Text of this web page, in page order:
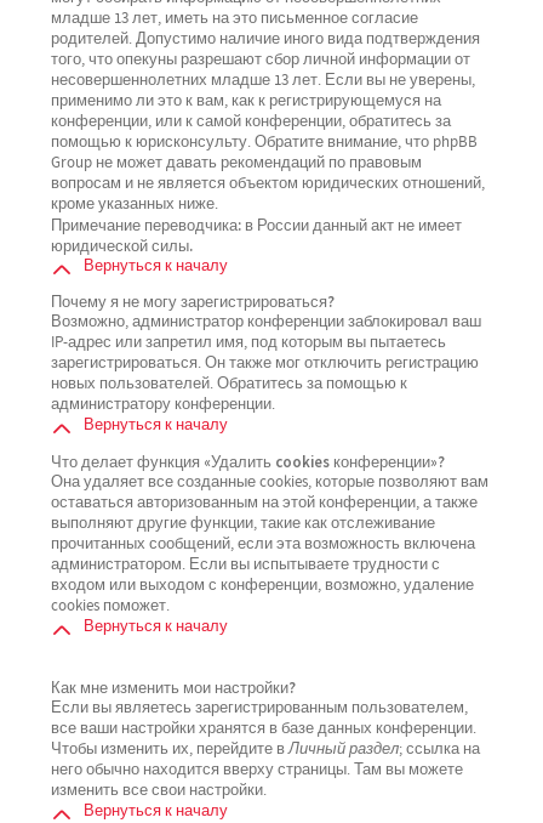
младше 13 лет, иметь на это письменное согласие
родителей. Допустимо наличие иного вида подтверждения
того, что опекуны разрешают сбор личной информации от
несовершеннолетних младше 13 лет. Если вы не уверены,
применимо ли это к вам, как к регистрирующемуся на
конференции, или к самой конференции, обратитесь за
помощью к юрисконсульту. Обратите внимание, что phpBB
Group не может давать рекомендаций по правовым
вопросам и не является объектом юридических отношений,
кроме указанных ниже.
Примечание переводчика: в России данный акт не имеет
юридической силы.
Вернуться к началу
Почему я не могу зарегистрироваться?
Возможно, администратор конференции заблокировал ваш
IP-адрес или запретил имя, под которым вы пытаетесь
зарегистрироваться. Он также мог отключить регистрацию
новых пользователей. Обратитесь за помощью к
администратору конференции.
Вернуться к началу
Что делает функция «Удалить cookies конференции»?
Она удаляет все созданные cookies, которые позволяют вам
оставаться авторизованным на этой конференции, а также
выполняют другие функции, такие как отслеживание
прочитанных сообщений, если эта возможность включена
администратором. Если вы испытываете трудности с
входом или выходом с конференции, возможно, удаление
cookies поможет.
Вернуться к началу
Как мне изменить мои настройки?
Если вы являетесь зарегистрированным пользователем,
все ваши настройки хранятся в базе данных конференции.
Чтобы изменить их, перейдите вЛичный раздел; ссылка на
него обычно находится вверху страницы. Там вы можете
изменить все свои настройки.
Вернуться к началу